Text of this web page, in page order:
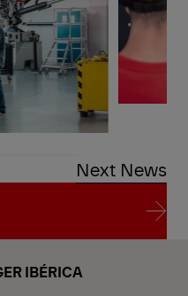
Next News
IBÉRICA